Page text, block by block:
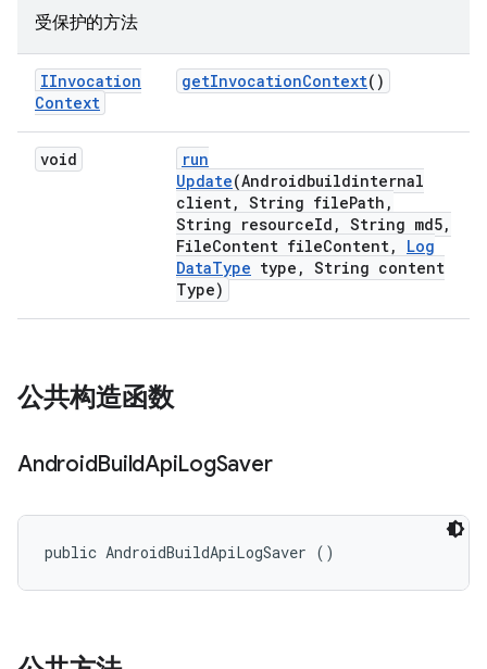
受保护的方法
IInvocation
Context
getInvocationContext()
void
run
Update(Androidbuildinternal
client, String filePath ,
String resourceId , String md5,
FileContent fileContent,
Log
DataType type , String content
Type)
公共构造函数
AndroidBuildApiLogSaver
public AndroidBuildApiLogSaver ()